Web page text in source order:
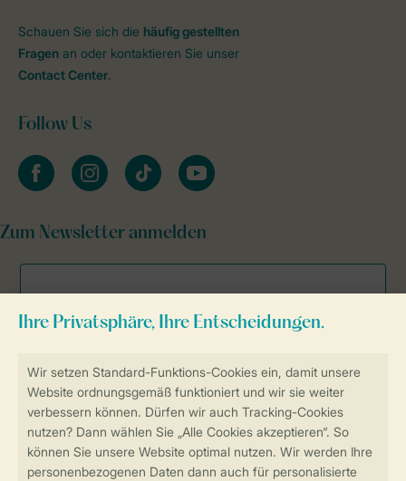
Sicher und schnell zur Online-Buchung
Sichere Datenübertragung
Sicheres Bezahlen
Schauen Sie sich die häufig gestellten
Fragen an oder kontaktieren Sie unser
Contact Center.
Follow Us
facebookinstagramtiktok youtube
Zum Newsletter anmelden